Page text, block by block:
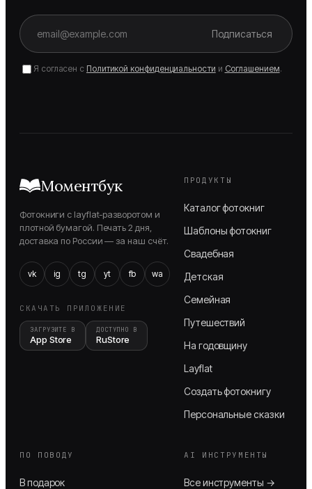
Подписаться
Я согласен с Политикой конфиденциальности и Соглашением.
Моментбук
Фотокниги с layflat-разворотом и
плотной бумагой. Печать 2 дня,
доставка по России — за наш счёт.
vk ig tg yt fb wa
СКАЧАТЬ ПРИЛОЖЕНИЕ
ЗАГРУЗИТЕ В
App Store
ДОСТУПНО В
RuStore
ПРОДУКТЫ
Каталог фотокниг
Шаблоны фотокниг
Свадебная
Детская
Семейная
Путешествий
На годовщину
Layflat
Создать фотокнигу
Персональные сказки
ПО ПОВОДУ
В подарок
AI ИНСТРУМЕНТЫ
Все инструменты →